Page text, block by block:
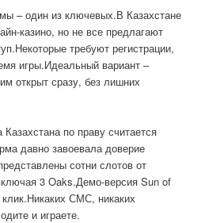
– один из ключевых.В Казахстане
казино, но не все предлагают
требуют регистрации,
игры.Идеальный вариант –
открыт сразу, без лишних
по праву считается
давно завоевала доверие
сотни слотов от
3 Oaks.Демо-версия Sun of
СМС, никаких
и играете.